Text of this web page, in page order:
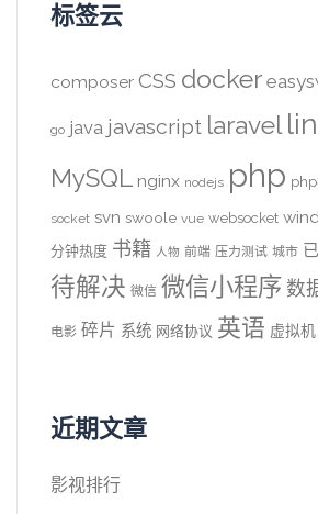
标签云
composer CSS docker
go java javascript laravel
MySQL nginx nodejs php
socket svn swoole vue websocket
分钟热度 书籍 人物 前端 压力测试 城市
待解决 微信 微信小程序 数
电影 碎片 系统 网络协议 英语 虚拟机
近期文章
影视排行